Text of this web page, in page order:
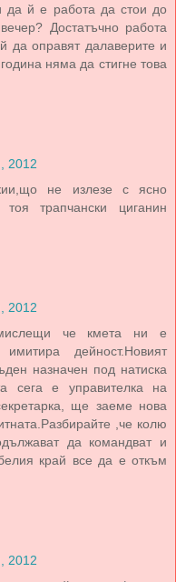
й е работа да стои до
Достатъчно работа
да оправят далаверите и
няма да стигне това
2012
не излезе с ясно
трапчански циганин
2012
че кмета ни е
дейност.Новият
назначен под натиска
сега е управителка на
ще заеме нова
,че колю
да командват и
край все да е откъм
2012